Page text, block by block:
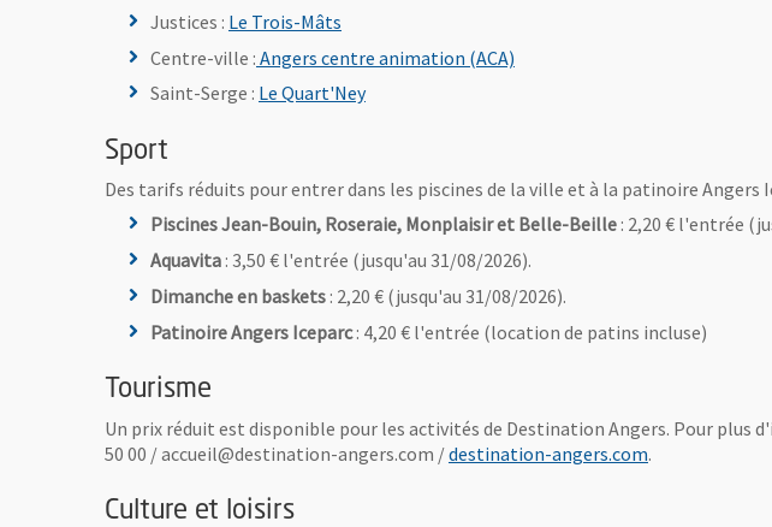
Justices : Le Trois-Mâts
Centre-ville : Angers centre animation (ACA)
Saint-Serge : Le Quart'Ney, Ouvre une nouvelle fenêtre
Sport
Des tarifs réduits pour entrer dans les piscines de la ville et à la patinoire Angers
Piscines Jean-Bouin, Roseraie, Monplaisir et Belle-Beille : 2,20 € l'entrée
Aquavita : 3,50 € l'entrée (jusqu'au 31/08/2026).
Dimanche en baskets : 2,20 € (jusqu'au 31/08/2026).
Patinoire Angers Iceparc: 4,20 € l'entrée (location de patins incluse)
Tourisme
Un prix réduit est disponible pour les activités de Destination Angers. Pour plus
50 00 / accueil@destination-angers.com /destination-angers.com.
Culture et loisirs